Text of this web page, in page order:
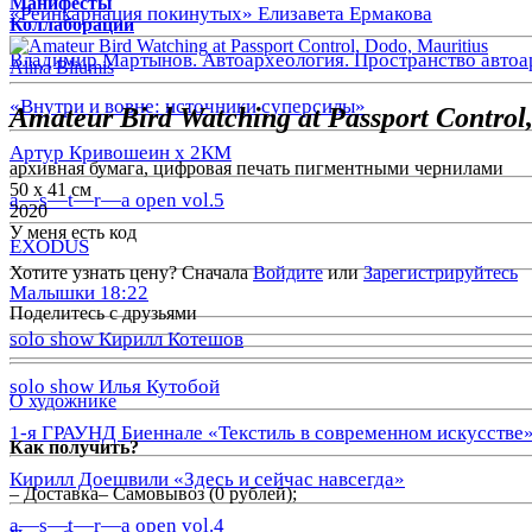
«Реинкарнация покинутых» Елизавета Ермакова
Владимир Мартынов. Автоархеология. Пространство
«Внутри и вовне: источники суперсилы»
Артур Кривошеин х 2КМ
a—s—t—r—a open vol.5
EXODUS
Малышки 18:22
solo show Кирилл Котешов
solo show Илья Кутобой
1-я ГРАУНД Биеннале «Текстиль в современном искусстве»
Кирилл Доешвили «Здесь и сейчас навсегда»
a—s—t—r—a open vol.4
Коллаборации
Alina Bliumis
Amateur Bird Watching at Passport
архивная бумага, цифровая печать пигментными чернилами
50 х 41 см
2020
У меня есть код
Хотите узнать цену? СначалаВойдитеилиЗарегистрируйтесь
Поделитесь с друзьями
О художнике
Как получить?
– Доставка– Самовывоз (0 рублей);